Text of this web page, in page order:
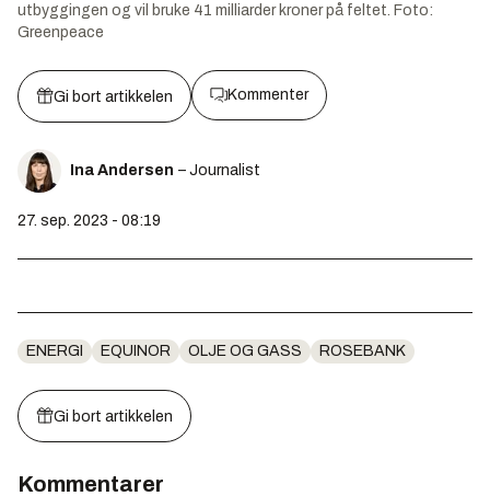
utbyggingen og vil bruke 41 milliarder kroner på feltet. Foto:
Greenpeace
Gi bort artikkelen Kommenter
Ina Andersen – Journalist
27. sep. 2023 - 08:19
ENERGI EQUINOR OLJE OG GASS ROSEBANK
Gi bort artikkelen
Kommentarer